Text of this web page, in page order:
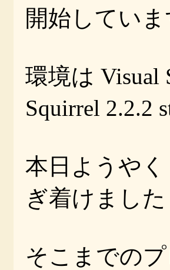
開始していま
環境は Visual
Squirrel 2.2.2
本日ようや
ぎ着けました
そこまでの